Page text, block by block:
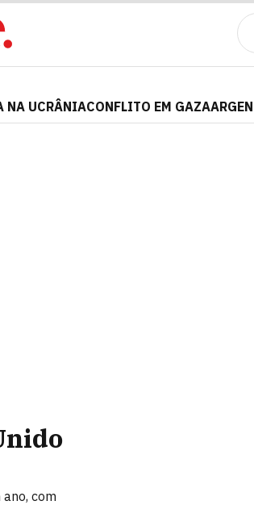
NA UCRÂNIACONFLITO EM GAZA
com